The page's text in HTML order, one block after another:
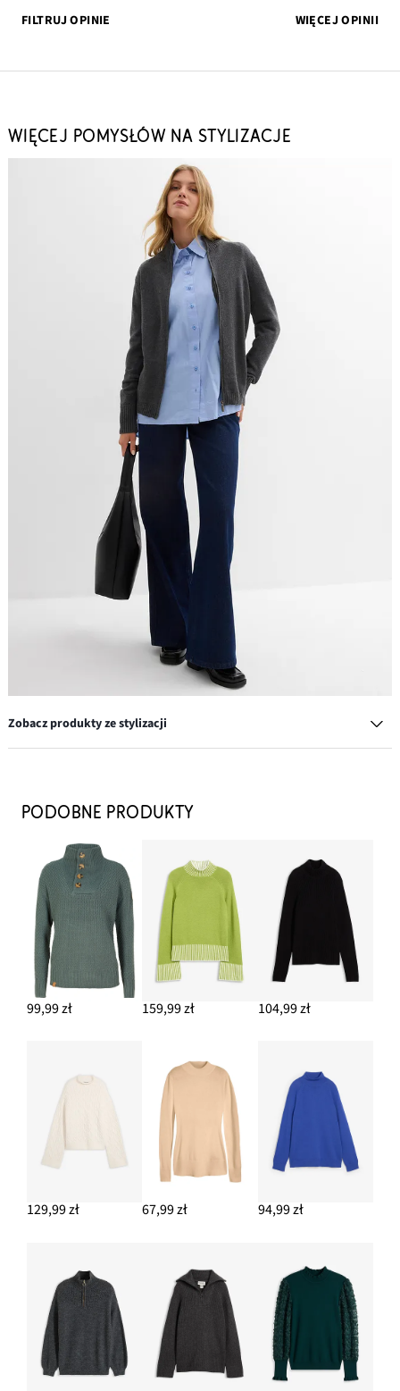
FILTRUJ OPINIE
WIĘCEJ OPINII
WIĘCEJ POMYSŁÓW NA STYLIZACJE
Zobacz produkty ze stylizacji
39,99 zł
Loafersy chunky
124,99 zł
DODAJ DO KOSZYKA
Torba typu shopper
117,99 zł
69,99 zł
DODAJ DO KOSZYKA
PODOBNE PRODUKTY
99,99 zł 159,99 zł 104,99 zł
129,99 zł 67,99 zł 94,99 zł